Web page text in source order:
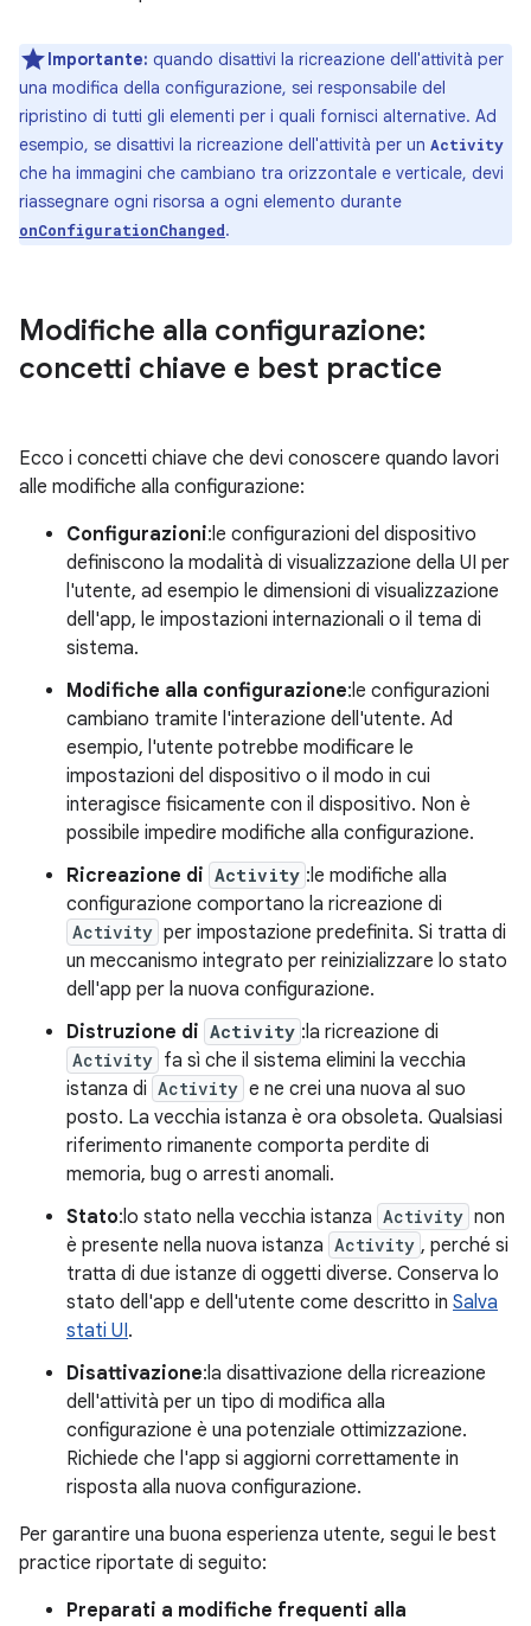
Importante: quando disattivi la ricreazione dell'attività per
una modifica della configurazione, sei responsabile del
ripristino di tutti gli elementi per i quali fornisci alternative. Ad
esempio, se disattivi la ricreazione dell'attività per un Activity
che ha immagini che cambiano tra orizzontale e verticale, devi
riassegnare ogni risorsa a ogni elemento durante
onConfigurationChanged.
Modifiche alla configurazione:
concetti chiave e best practice
Ecco i concetti chiave che devi conoscere quando lavori
alle modifiche alla configurazione:
Configurazioni:le configurazioni del dispositivo
definiscono la modalità di visualizzazione della UI per
l'utente, ad esempio le dimensioni di visualizzazione
dell'app, le impostazioni internazionali o il tema di
sistema.
Modifiche alla configurazione:le configurazioni
cambiano tramite l'interazione dell'utente. Ad
esempio, l'utente potrebbe modificare le
impostazioni del dispositivo o il modo in cui
interagisce fisicamente con il dispositivo. Non è
possibile impedire modifiche alla configurazione.
Ricreazione di Activity :le modifiche alla
configurazione comportano la ricreazione di
Activity per impostazione predefinita. Si tratta di
un meccanismo integrato per reinizializzare lo stato
dell'app per la nuova configurazione.
Distruzione di Activity :la ricreazione di
Activity fa sì che il sistema elimini la vecchia
istanza di Activity e ne crei una nuova al suo
posto. La vecchia istanza è ora obsoleta. Qualsiasi
riferimento rimanente comporta perdite di
memoria, bug o arresti anomali.
Stato:lo stato nella vecchia istanza Activity non
è presente nella nuova istanza Activity , perché si
tratta di due istanze di oggetti diverse. Conserva lo
stato dell'app e dell'utente come descritto in Salva
stati UI.
Disattivazione:la disattivazione della ricreazione
dell'attività per un tipo di modifica alla
configurazione è una potenziale ottimizzazione.
Richiede che l'app si aggiorni correttamente in
risposta alla nuova configurazione.
Per garantire una buona esperienza utente, segui le best
practice riportate di seguito:
Preparati a modifiche frequenti alla